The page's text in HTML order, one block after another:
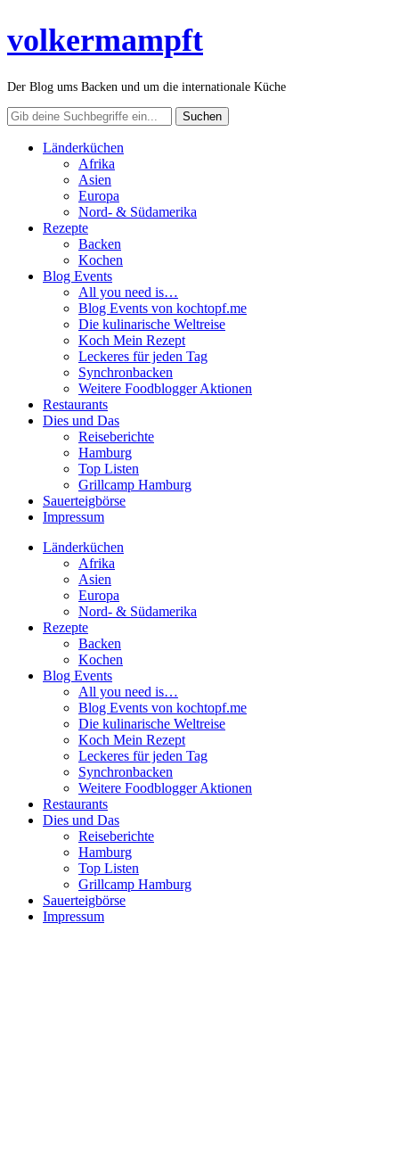
volkermampft
Der Blog ums Backen und um die internationale Küche
Länderküchen
Afrika
Asien
Europa
Nord- & Südamerika
Rezepte
Backen
Kochen
Blog Events
All you need is…
Blog Events von kochtopf.me
Die kulinarische Weltreise
Koch Mein Rezept
Leckeres für jeden Tag
Synchronbacken
Weitere Foodblogger Aktionen
Restaurants
Dies und Das
Reiseberichte
Hamburg
Top Listen
Grillcamp Hamburg
Sauerteigbörse
Impressum
Länderküchen
Afrika
Asien
Europa
Nord- & Südamerika
Rezepte
Backen
Kochen
Blog Events
All you need is…
Blog Events von kochtopf.me
Die kulinarische Weltreise
Koch Mein Rezept
Leckeres für jeden Tag
Synchronbacken
Weitere Foodblogger Aktionen
Restaurants
Dies und Das
Reiseberichte
Hamburg
Top Listen
Grillcamp Hamburg
Sauerteigbörse
Impressum